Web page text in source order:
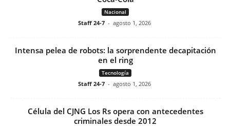
Nacional
Staff 24-7 - agosto 1, 2026
Intensa pelea de robots: la sorprendente decapitación
en el ring
Tecnología
Staff 24-7 - agosto 1, 2026
Célula del CJNG Los Rs opera con antecedentes
criminales desde 2012